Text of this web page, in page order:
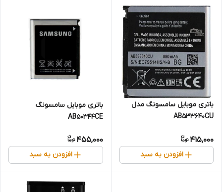
باتری موبایل سامسونگ مدل
AB533640CU
415,000
افزودن به سبد
باتری موبایل سامسونگ
AB50344CE
455,000
افزودن به سبد